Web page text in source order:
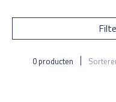
0 producten